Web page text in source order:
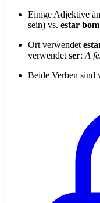
Einige Adjektive
sein) vs. estar bom
Ort verwendet
verwendet ser: A
Beide Verben